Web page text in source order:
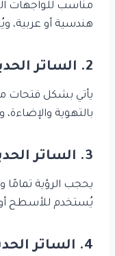
مناسب للواجهات
هندسية أو عربية،
2. الساتر الحديدي الشبكي
يأتي بشكل فتحات
بالتهوية
3. الساتر الحديدي المصمت
يحجب الرؤية تمامًا
يُستخدم للأسطح
4. الساتر الحديدي المطلي الحراري